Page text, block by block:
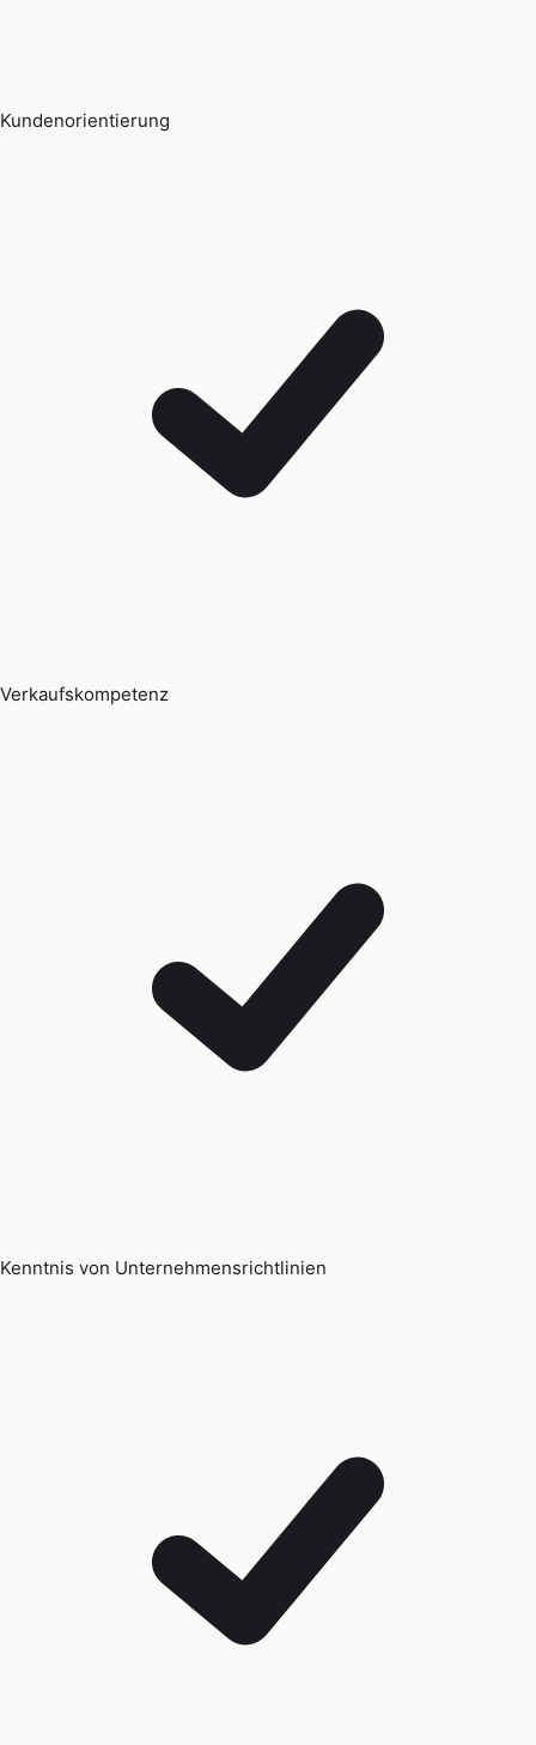
Kundenorientierung
Verkaufskompetenz
Kenntnis von Unternehmensrichtlinien